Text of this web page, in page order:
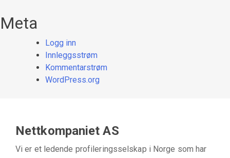
Meta
Logg inn
Innleggsstrøm
Kommentarstrøm
WordPress.org
Nettkompaniet AS
Vi er et ledende profileringsselskap i Norge som har